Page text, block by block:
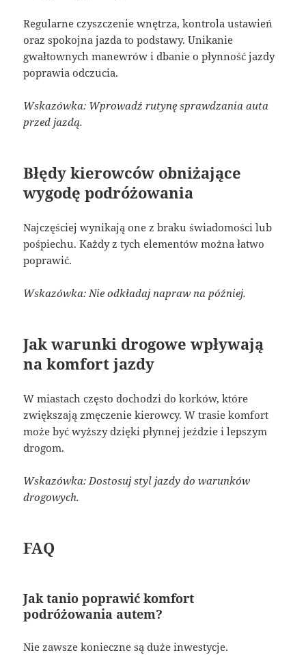
Regularne czyszczenie wnętrza, kontrola ustawień
oraz spokojna jazda to podstawy. Unikanie
gwałtownych manewrów i dbanie o płynność jazdy
poprawia odczucia.
Wskazówka: Wprowadź rutynę sprawdzania auta
przed jazdą.
Błędy kierowców obniżające
wygodę podróżowania
Najczęściej wynikają one z braku świadomości lub
pośpiechu. Każdy z tych elementów można łatwo
poprawić.
Wskazówka: Nie odkładaj napraw na później.
Jak warunki drogowe wpływają
na komfort jazdy
W miastach często dochodzi do korków, które
zwiększają zmęczenie kierowcy. W trasie komfort
może być wyższy dzięki płynnej jeździe i lepszym
drogom.
Wskazówka: Dostosuj styl jazdy do warunków
drogowych.
FAQ
Jak tanio poprawić komfort
podróżowania autem?
Nie zawsze konieczne są duże inwestycje.